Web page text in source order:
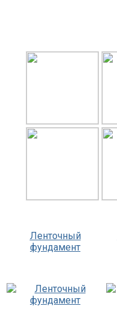
Ленточный
фундамент